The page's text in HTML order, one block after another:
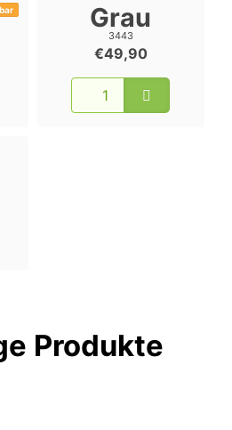
Grau
3443
€49,90
Produkte